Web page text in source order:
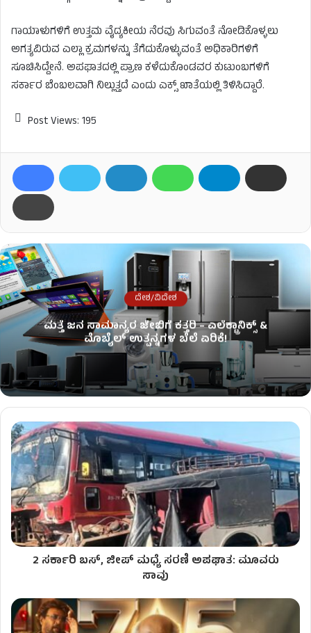
ಗಾಯಾಳುಗಳಿಗೆ ಉತ್ತಮ ವೈದ್ಯಕೀಯ ನೆರವು ಸಿಗುವಂತೆ ನೋಡಿಕೊಳ್ಳಲು
ಅಗತ್ಯವಿರುವ ಎಲ್ಲಾ ಕ್ರಮಗಳನ್ನು ತೆಗೆದುಕೊಳ್ಳುವಂತೆ ಅಧಿಕಾರಿಗಳಿಗೆ
ಸೂಚಿಸಿದ್ದೇನೆ. ಅಪಘಾತದಲ್ಲಿ ಪ್ರಾಣ ಕಳೆದುಕೊಂಡವರ ಕುಟುಂಬಗಳಿಗೆ
ಸರ್ಕಾರ ಬೆಂಬಲವಾಗಿ ನಿಲ್ಲುತ್ತದೆ ಎಂದು ಎಕ್ಸ್ ಖಾತೆಯಲ್ಲಿ ತಿಳಿಸಿದ್ದಾರೆ.
Post Views: 195
ದೇಶ/ವಿದೇಶ
ಮತ್ತೆ ಜನ ಸಾಮಾನ್ಯರ ಜೇಬಿಗೆ ಕತ್ತರಿ – ಎಲೆಕ್ಟ್ರಾನಿಕ್ಸ್ &
ಮೊಬೈಲ್ ಉತ್ಪನ್ನಗಳ ಬೆಲೆ ಏರಿಕೆ!
2 ಸರ್ಕಾರಿ ಬಸ್, ಜೀಪ್ ಮಧ್ಯೆ ಸರಣಿ ಅಪಘಾತ: ಮೂವರು
ಸಾವು